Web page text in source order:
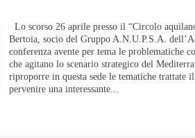
Lo scorso 26 aprile presso il “Circolo
Bertoia, socio del Gruppo A.N.U.P.S.A.
conferenza avente per tema le problematiche
che agitano lo scenario strategico del
riproporre in questa sede le tematiche trattate
pervenire una interessante...